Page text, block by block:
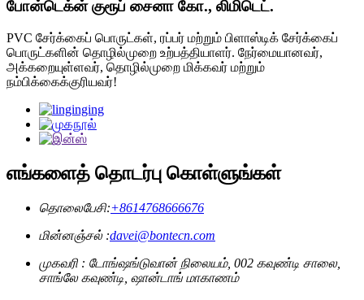
போன்டெக்ன் குரூப் சைனா கோ., லிமிடெட்.
PVC சேர்க்கைப் பொருட்கள், ரப்பர் மற்றும் பிளாஸ்டிக் சேர்க்கைப்
பொருட்களின் தொழில்முறை உற்பத்தியாளர். நேர்மையானவர்,
அக்கறையுள்ளவர், தொழில்முறை மிக்கவர் மற்றும்
நம்பிக்கைக்குரியவர்!
எங்களைத் தொடர்பு கொள்ளுங்கள்
தொலைபேசி:+8614768666676
மின்னஞ்சல் :davei@bontecn.com
முகவரி : டோங்ஷங்டுவான் நிலையம், 002 கவுண்டி சாலை,
சாங்லே கவுண்டி, ஷான்டாங் மாகாணம்